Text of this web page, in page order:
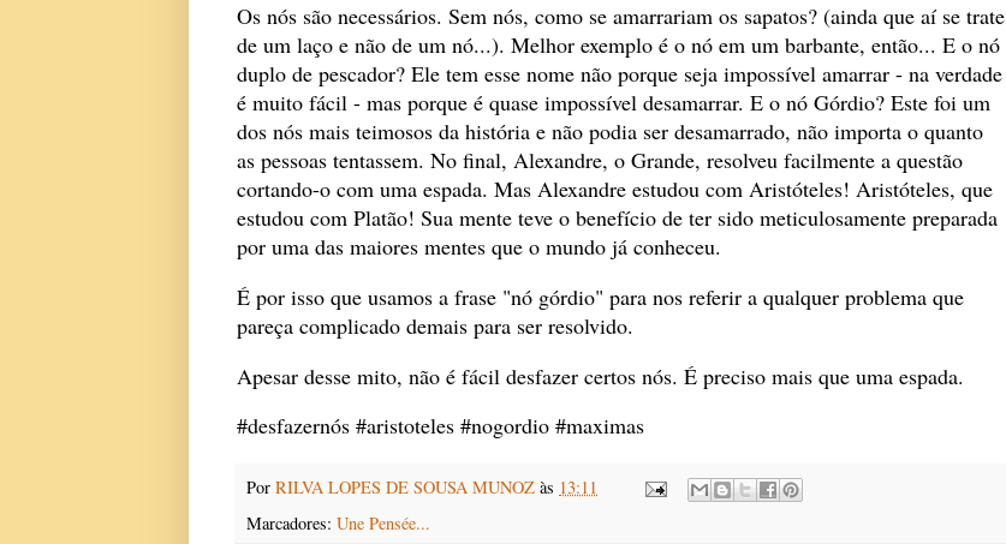
Os nós são necessários. Sem nós, como se amarrariam os sapatos? (ainda que aí se trate
de um laço e não de um nó...). Melhor exemplo é o nó em um barbante, então... E o nó
duplo de pescador? Ele tem esse nome não porque seja impossível amarrar - na verdade
é muito fácil - mas porque é quase impossível desamarrar. E o nó Górdio? Este foi um
dos nós mais teimosos da história e não podia ser desamarrado, não importa o quanto
as pessoas tentassem. No final, Alexandre, o Grande, resolveu facilmente a questão
cortando-o com uma espada. Mas Alexandre estudou com Aristóteles! Aristóteles, que
estudou com Platão! Sua mente teve o benefício de ter sido meticulosamente preparada
por uma das maiores mentes que o mundo já conheceu.
É por isso que usamos a frase "nó górdio" para nos referir a qualquer problema que
pareça complicado demais para ser resolvido.
Apesar desse mito, não é fácil desfazer certos nós. É preciso mais que uma espada.
#desfazernós #aristoteles #nogordio #maximas
Por RILVA LOPES DE SOUSA MUNOZ às 13:11
Marcadores: Une Pensée...